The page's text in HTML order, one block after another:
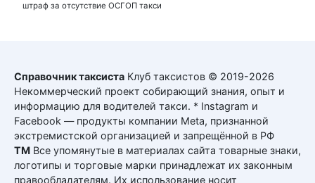
штраф за отсутствие ОСГОП такси
Справочник таксиста Клуб таксистов © 2019-2026
Некоммерческий проект собирающий знания, опыт и
информацию для водителей такси. * Instagram и
Facebook — продукты компании Meta, признанной
экстремистской организацией и запрещённой в РФ
ТМ Все упомянутые в материалах сайта товарные знаки,
логотипы и торговые марки принадлежат их законным
правообладателям. Их использование носит